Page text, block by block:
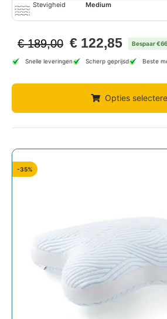
Stevigheid Medium
€189,00 € 122,85 Bespaar
Snelle leveringen Scherp geprijsd Beste
Opties
-35%